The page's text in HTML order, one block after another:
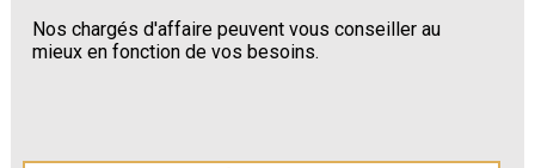
Nos chargés d'affaire peuvent vous conseiller au
mieux en fonction de vos besoins.